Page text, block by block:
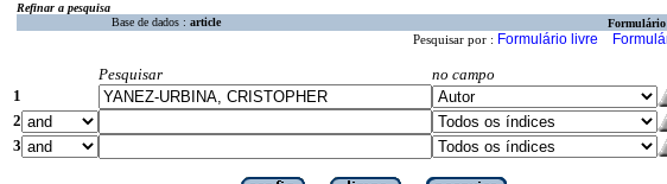
Refinar a pesquisa
Base de dados : article Formulário
Pesquisar por : Formulário livre
Pesquisar
no campo
1
2
3